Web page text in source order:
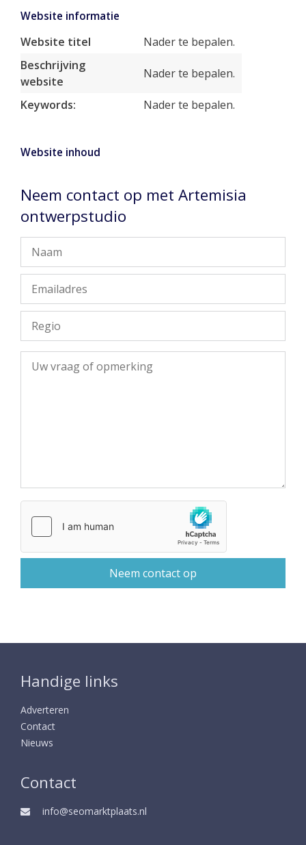
Website informatie
Website titel
Nader te bepalen.
Beschrijving
website
Nader te bepalen.
Keywords: Nader te bepalen.
Website inhoud
Neem contact op met Artemisia
ontwerpstudio
Handige links
Adverteren
Contact
Nieuws
Contact
info@seomarktplaats.nl